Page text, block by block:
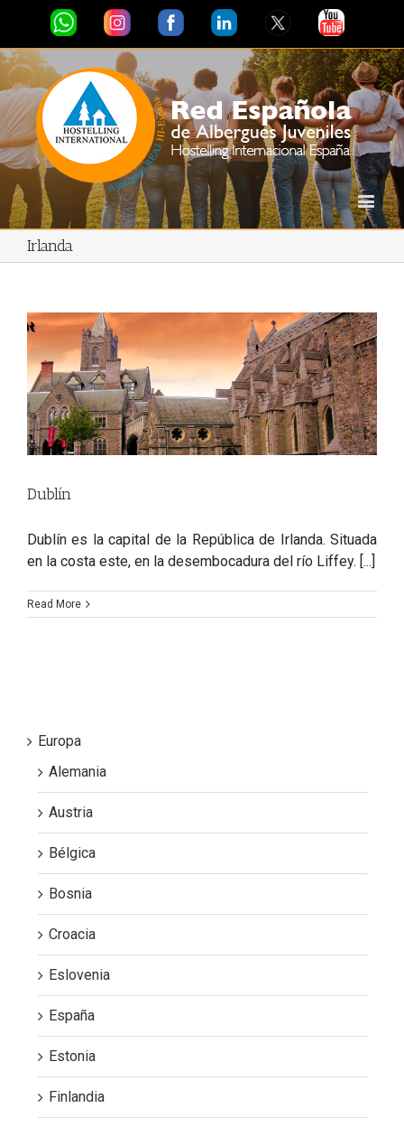
Irlanda
Dublín
Dublín es la capital de la República de Irlanda. Situada
en la costa este, en la desembocadura del río Liffey. [...]
Read More
Europa
Alemania
Austria
Bélgica
Bosnia
Croacia
Eslovenia
España
Estonia
Finlandia